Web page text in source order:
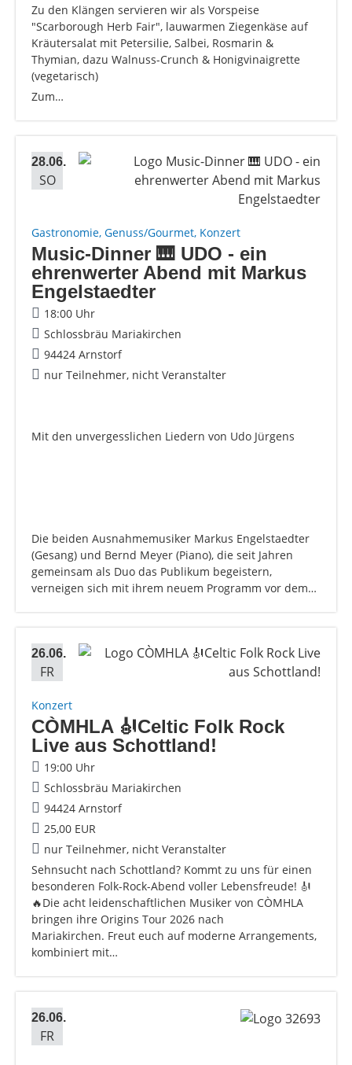
Zu den Klängen servieren wir als Vorspeise
"Scarborough Herb Fair", lauwarmen Ziegenkäse auf
Kräutersalat mit Petersilie, Salbei, Rosmarin &
Thymian, dazu Walnuss-Crunch & Honigvinaigrette
(vegetarisch)
Zum…
28.06.
SO
Gastronomie, Genuss/Gourmet, Konzert
Music-Dinner 🎹 UDO - ein
ehrenwerter Abend mit Markus
Engelstaedter
18:00 Uhr
Schlossbräu Mariakirchen
94424 Arnstorf
nur Teilnehmer, nicht Veranstalter
Mit den unvergesslichen Liedern von Udo Jürgens
Die beiden Ausnahmemusiker Markus Engelstaedter
(Gesang) und Bernd Meyer (Piano), die seit Jahren
gemeinsam als Duo das Publikum begeistern,
verneigen sich mit ihrem neuem Programm vor dem…
26.06.
FR
Konzert
CÒMHLA 🎻Celtic Folk Rock
Live aus Schottland!
19:00 Uhr
Schlossbräu Mariakirchen
94424 Arnstorf
25,00 EUR
nur Teilnehmer, nicht Veranstalter
Sehnsucht nach Schottland? Kommt zu uns für einen
besonderen Folk-Rock-Abend voller Lebensfreude! 🎻
🔥Die acht leidenschaftlichen Musiker von CÒMHLA
bringen ihre Origins Tour 2026 nach
Mariakirchen. Freut euch auf moderne Arrangements,
kombiniert mit…
26.06.
FR